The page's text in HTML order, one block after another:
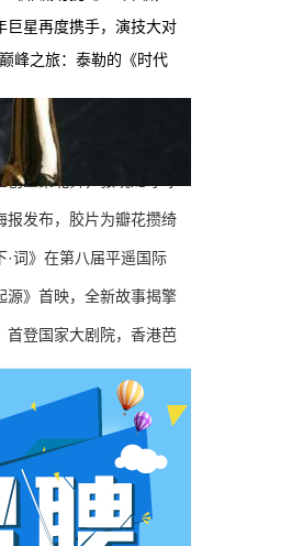
集体破防。有人说"今年开
有人说"演员片酬从日薪800
天出八集，还比你好看…
只卖400亿：电影院的
革命历史、喜剧、科幻、动
烨的《四渡》、皮克斯的
谢苗的《火遮眼》，该有的
下架，广电总局这次是
局官网挂出了一份文件。没
风会。就这么安安静静地，
办法（征求意见稿）》摆
巨星再度携手，演技大对
峰之旅：泰勒的《时代
首登国家大剧院，香港芭
体嘉年华之夜晚会，
好人》在北京首映，葛优
创重聚北舞，张晓龙呼吁
报发布，胶片为瓣花攒绮
·词》在第八届平遥国际
》首映，全新故事揭擎
首登国家大剧院，香港芭
体嘉年华之夜晚会，
好人》在北京首映，葛优
创重聚北舞，张晓龙呼吁
报发布，胶片为瓣花攒绮